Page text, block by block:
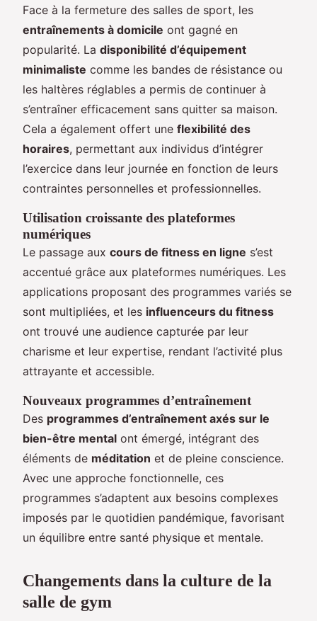
Face à la fermeture des salles de sport, les
entraînements à domicile ont gagné en
popularité. La disponibilité d’équipement
minimaliste comme les bandes de résistance ou
les haltères réglables a permis de continuer à
s’entraîner efficacement sans quitter sa maison.
Cela a également offert une flexibilité des
horaires, permettant aux individus d’intégrer
l’exercice dans leur journée en fonction de leurs
contraintes personnelles et professionnelles.
Utilisation croissante des plateformes
numériques
Le passage aux cours de fitness en ligne s’est
accentué grâce aux plateformes numériques. Les
applications proposant des programmes variés se
sont multipliées, et les influenceurs du fitness
ont trouvé une audience capturée par leur
charisme et leur expertise, rendant l’activité plus
attrayante et accessible.
Nouveaux programmes d’entraînement
Des programmes d’entraînement axés sur le
bien-être mental ont émergé, intégrant des
éléments de méditation et de pleine conscience.
Avec une approche fonctionnelle, ces
programmes s’adaptent aux besoins complexes
imposés par le quotidien pandémique, favorisant
un équilibre entre santé physique et mentale.
Changements dans la culture de la
salle de gym